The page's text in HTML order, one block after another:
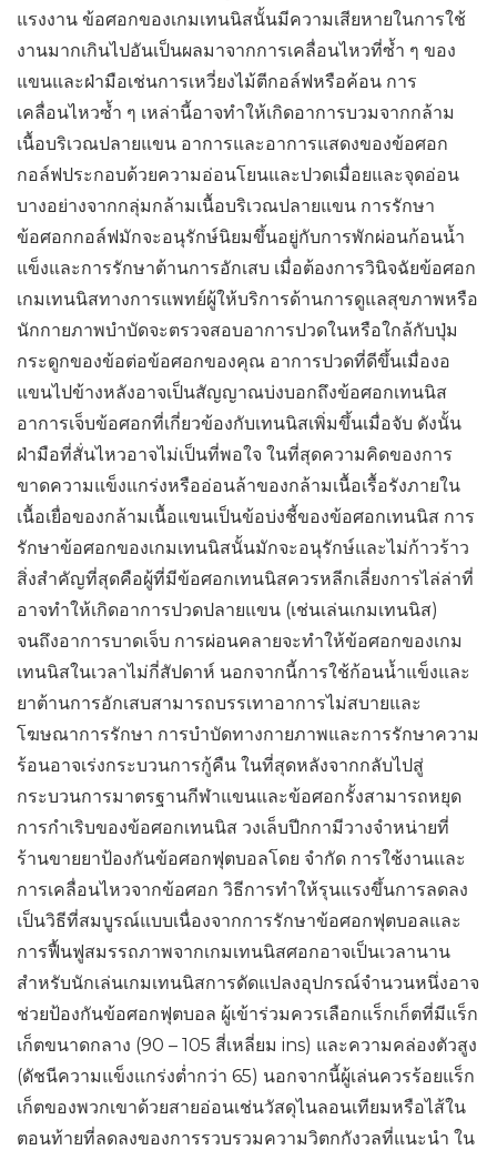
แรงงาน ข้อศอกของเกมเทนนิสนั้นมีความเสียหายในการใช้
งานมากเกินไปอันเป็นผลมาจากการเคลื่อนไหวที่ซ้ำ ๆ ของ
แขนและฝ่ามือเช่นการเหวี่ยงไม้ตีกอล์ฟหรือค้อน การ
เคลื่อนไหวซ้ำ ๆ เหล่านี้อาจทำให้เกิดอาการบวมจากกล้าม
เนื้อบริเวณปลายแขน อาการและอาการแสดงของข้อศอก
กอล์ฟประกอบด้วยความอ่อนโยนและปวดเมื่อยและจุดอ่อน
บางอย่างจากกลุ่มกล้ามเนื้อบริเวณปลายแขน การรักษา
ข้อศอกกอล์ฟมักจะอนุรักษ์นิยมขึ้นอยู่กับการพักผ่อนก้อนน้ำ
แข็งและการรักษาต้านการอักเสบ เมื่อต้องการวินิจฉัยข้อศอก
เกมเทนนิสทางการแพทย์ผู้ให้บริการด้านการดูแลสุขภาพหรือ
นักกายภาพบำบัดจะตรวจสอบอาการปวดในหรือใกล้กับปุ่ม
กระดูกของข้อต่อข้อศอกของคุณ อาการปวดที่ดีขึ้นเมื่องอ
แขนไปข้างหลังอาจเป็นสัญญาณบ่งบอกถึงข้อศอกเทนนิส
อาการเจ็บข้อศอกที่เกี่ยวข้องกับเทนนิสเพิ่มขึ้นเมื่อจับ ดังนั้น
ฝ่ามือที่สั่นไหวอาจไม่เป็นที่พอใจ ในที่สุดความคิดของการ
ขาดความแข็งแกร่งหรืออ่อนล้าของกล้ามเนื้อเรื้อรังภายใน
เนื้อเยื่อของกล้ามเนื้อแขนเป็นข้อบ่งชี้ของข้อศอกเทนนิส การ
รักษาข้อศอกของเกมเทนนิสนั้นมักจะอนุรักษ์และไม่ก้าวร้าว
สิ่งสำคัญที่สุดคือผู้ที่มีข้อศอกเทนนิสควรหลีกเลี่ยงการไล่ล่าที่
อาจทำให้เกิดอาการปวดปลายแขน (เช่นเล่นเกมเทนนิส)
จนถึงอาการบาดเจ็บ การผ่อนคลายจะทำให้ข้อศอกของเกม
เทนนิสในเวลาไม่กี่สัปดาห์ นอกจากนี้การใช้ก้อนน้ำแข็งและ
ยาต้านการอักเสบสามารถบรรเทาอาการไม่สบายและ
โฆษณาการรักษา การบำบัดทางกายภาพและการรักษาความ
ร้อนอาจเร่งกระบวนการกู้คืน ในที่สุดหลังจากกลับไปสู่
กระบวนการมาตรฐานกีฬาแขนและข้อศอกรั้งสามารถหยุด
การกำเริบของข้อศอกเทนนิส วงเล็บปีกกามีวางจำหน่ายที่
ร้านขายยาป้องกันข้อศอกฟุตบอลโดย จำกัด การใช้งานและ
การเคลื่อนไหวจากข้อศอก วิธีการทำให้รุนแรงขึ้นการลดลง
เป็นวิธีที่สมบูรณ์แบบเนื่องจากการรักษาข้อศอกฟุตบอลและ
การฟื้นฟูสมรรถภาพจากเกมเทนนิสศอกอาจเป็นเวลานาน
สำหรับนักเล่นเกมเทนนิสการดัดแปลงอุปกรณ์จำนวนหนึ่งอาจ
ช่วยป้องกันข้อศอกฟุตบอล ผู้เข้าร่วมควรเลือกแร็กเก็ตที่มีแร็ก
เก็ตขนาดกลาง (90 – 105 สี่เหลี่ยม ins) และความคล่องตัวสูง
(ดัชนีความแข็งแกร่งต่ำกว่า 65) นอกจากนี้ผู้เล่นควรร้อยแร็ก
เก็ตของพวกเขาด้วยสายอ่อนเช่นวัสดุไนลอนเทียมหรือไส้ใน
ตอนท้ายที่ลดลงของการรวบรวมความวิตกกังวลที่แนะนำ ใน